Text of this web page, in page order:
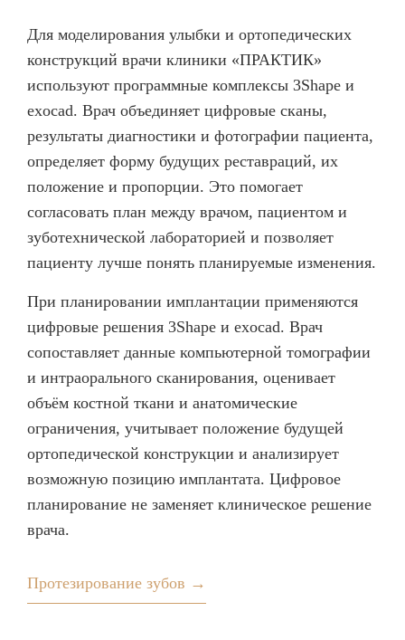
Для моделирования улыбки и ортопедических
конструкций врачи клиники «ПРАКТИК»
используют программные комплексы 3Shape и
exocad. Врач объединяет цифровые сканы,
результаты диагностики и фотографии пациента,
определяет форму будущих реставраций, их
положение и пропорции. Это помогает
согласовать план между врачом, пациентом и
зуботехнической лабораторией и позволяет
пациенту лучше понять планируемые изменения.
При планировании имплантации применяются
цифровые решения 3Shape и exocad. Врач
сопоставляет данные компьютерной томографии
и интраорального сканирования, оценивает
объём костной ткани и анатомические
ограничения, учитывает положение будущей
ортопедической конструкции и анализирует
возможную позицию имплантата. Цифровое
планирование не заменяет клиническое решение
врача.
Протезирование зубов →